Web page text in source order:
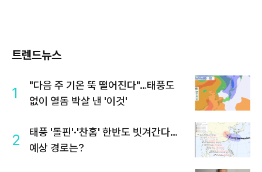
트렌드뉴스
1
"다음 주 기온 뚝 떨어진다"…태풍도
없이 열돔 박살 낸 '이것'
2
태풍 '돌핀'·'찬홈' 한반도 빗겨간다…
예상 경로는?